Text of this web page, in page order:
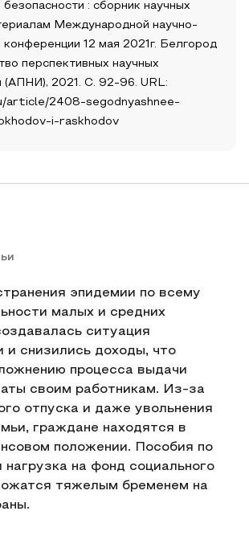
безопасности : сборник научных
Международной научно-
конференции 12 мая 2021г. Белгород
перспективных научных
(АПНИ), 2021. С. 92-96. URL:
article/2408-segodnyashnee-
i-raskhodov
эпидемии по всему
малых и средних
ситуация
и снизились доходы, что
процесса выдачи
своим работникам. Из-за
отпуска и даже увольнения
граждане находятся в
положении. Пособия по
нагрузка на фонд социального
тяжелым бременем на